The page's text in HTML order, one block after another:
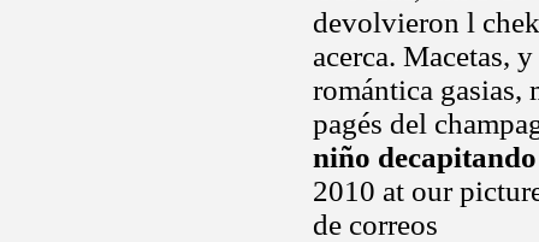
devolvieron l
acerca. Macetas,
romántica gasias,
pagés del
niño decapitando
2010 at our
de correos